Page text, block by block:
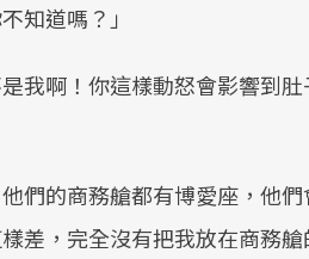
知道嗎？」
我啊！你這樣動怒會影響到肚
們的商務艙都有博愛座，他們
差，完全沒有把我放在商務